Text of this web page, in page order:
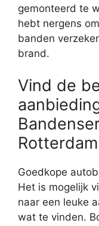
gemonteerd te
hebt nergens
banden
brand.
Vind de
Rotterdam
Goedkope
Het is mogelijk
naar een leuke
wat te vinden.